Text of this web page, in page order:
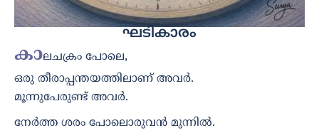
ഘടികാരം
കാലചക്രം പോലെ,
ഒരു തീരാപ്പന്തയത്തിലാണ് അവർ.
മൂന്നുപേരുണ്ട് അവർ.
നേർത്ത ശരം പോലൊരുവൻ മുന്നിൽ.